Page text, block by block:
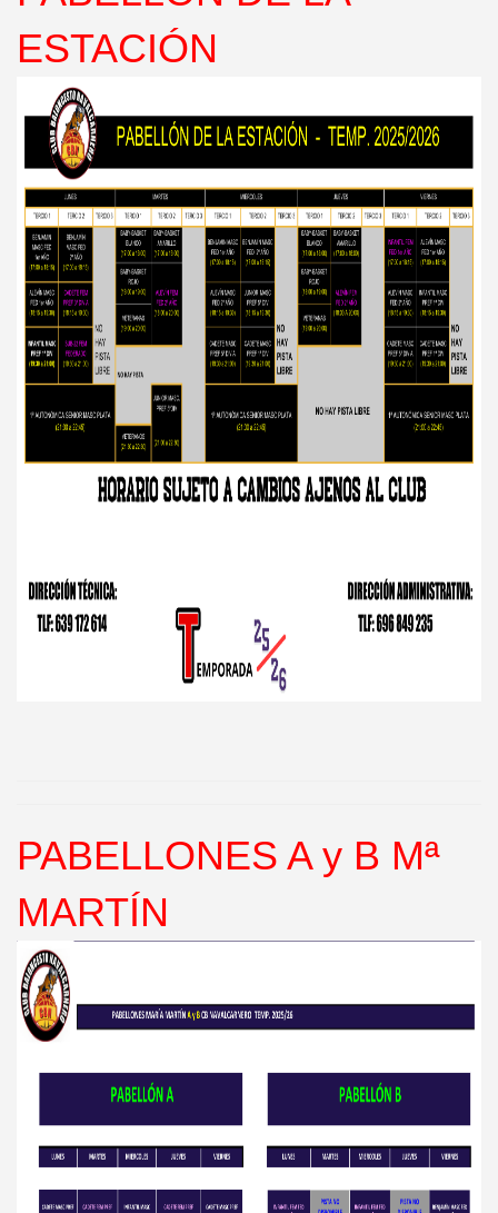
ESTACIÓN
PABELLONES A y B Mª
MARTÍN